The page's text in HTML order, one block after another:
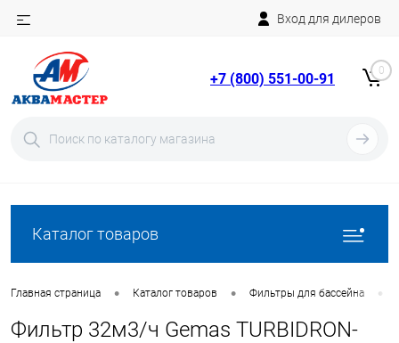
Вход для дилеров
+7 (800) 551-00-91 0
Каталог товаров
Главная страница • Каталог товаров • Фильтры для бассейна •
Фильтр 32м3/ч Gemas TURBIDRON-